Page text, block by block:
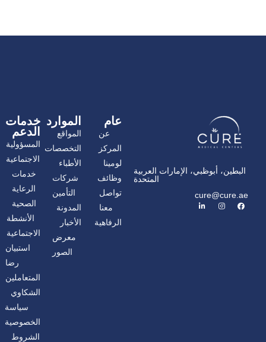
البطين، أبوظبي، الإمارات العربية
المتحدة
cure@cure.ae
ف
ي
ا
ن
ل
ي
عام
عن
المركز
لومينا
وظائف
تواصل
معنا
الرفاهية
الموارد
المواقع
التخصصات
الأطباء
شركات
التأمين
المدونة
الأخبار
معرض
الصور
خدمات
الدعم
المسؤولية
الاجتماعية
خدمات
الرعاية
الصحية
الأنشطة
الاجتماعية
استبيان
رضا
المتعاملين
الشكاوي
سياسة
الخصوصية
الشروط